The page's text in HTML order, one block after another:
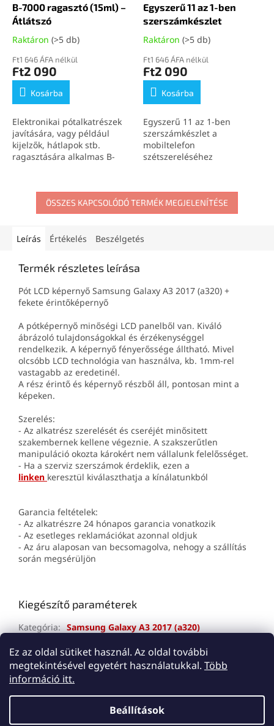
Ez az oldal sütiket használ. Az oldal további
megtekintésével egyetért használatukkal. Több
információ itt.
Beállítások
B-7000 ragasztó (15ml) –
Átlátszó
Raktáron (>5 db)
Ft1 646 ÁFA nélkül
Ft2 090
Kosárba
Elektronikai pótalkatrészek
javítására, vagy például
kijelzők, hátlapok stb.
ragasztására alkalmas B-
Egyszerű 11 az 1-ben
szerszámkészlet
Raktáron (>5 db)
Ft1 646 ÁFA nélkül
Ft2 090
Kosárba
Egyszerű 11 az 1-ben
szerszámkészlet a
mobiltelefon
szétszereléséhez
ÖSSZES KAPCSOLÓDÓ TERMÉK MEGJELENÍTÉSE
Leírás Értékelés Beszélgetés
Termék részletes leírása
Pót LCD képernyő Samsung Galaxy A3 2017 (a320) +
fekete érintőképernyő
A pótképernyő minőségi LCD panelből van. Kiváló
ábrázoló tulajdonságokkal és érzékenységgel
rendelkezik. A képernyő fényerőssége álltható. Mivel
olcsóbb LCD technológia van használva, kb. 1mm-rel
vastagabb az eredetinél.
A rész érintő és képernyő részből áll, pontosan mint a
képeken.
Szerelés:
- Az alkatrész szerelését és cseréjét minősitett
szakembernek kellene végeznie. A szakszerűtlen
manipuláció okozta károkért nem vállalunk felelősséget.
- Ha a szerviz szerszámok érdeklik, ezen a
linken keresztül kiválaszthatja a kínálatunkból
Garancia feltételek:
- Az alkatrészre 24 hónapos garancia vonatkozik
- Az esetleges reklamációkat azonnal oldjuk
- Az áru alaposan van becsomagolva, nehogy a szállítás
során megsérüljön
Kiegészítő paraméterek
Kategória: Samsung Galaxy A3 2017 (a320)